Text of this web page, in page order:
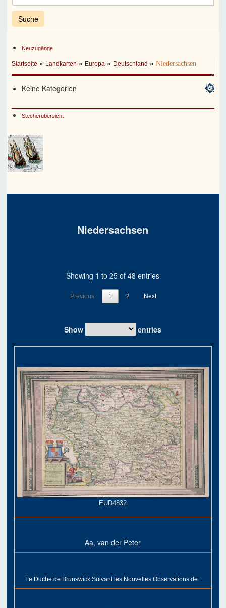
Neuzugänge
Startseite » Landkarten » Europa » Deutschland »Niedersachsen
Keine Kategorien
Stecherübersicht
Niedersachsen
Show entries
Showing 1 to 25 of 48 entries
Previous 1 2 Next
EUD4832
Aa, van der Peter
Le Duche de Brunswick.Suivant les Nouvelles Observations de..